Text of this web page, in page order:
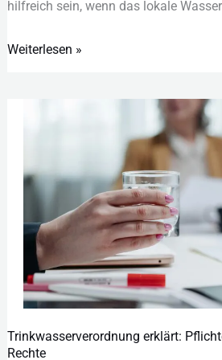
hil︇freich sei︇n, wen︇n das︇ lok︇ale
Weiterlesen »
Trinkwasserverordnung erklärt:
Rechte
Trinkwasserverordnung